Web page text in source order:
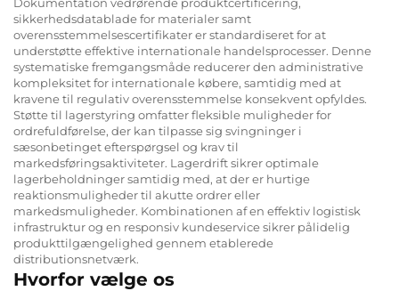
sikkerhedsdatablade for materialer samt
overensstemmelsescertifikater er standardiseret for at
understøtte effektive internationale handelsprocesser. Denne
systematiske fremgangsmåde reducerer den administrative
kompleksitet for internationale købere, samtidig med at
kravene til regulativ overensstemmelse konsekvent opfyldes.
Støtte til lagerstyring omfatter fleksible muligheder for
ordrefuldførelse, der kan tilpasse sig svingninger i
sæsonbetinget efterspørgsel og krav til
markedsføringsaktiviteter. Lagerdrift sikrer optimale
lagerbeholdninger samtidig med, at der er hurtige
reaktionsmuligheder til akutte ordrer eller
markedsmuligheder. Kombinationen af en effektiv logistisk
infrastruktur og en responsiv kundeservice sikrer pålidelig
produkttilgængelighed gennem etablerede
distributionsnetværk.
Hvorfor vælge os